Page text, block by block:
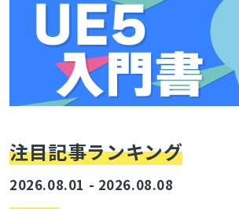
注目記事ランキング
2026.08.01 - 2026.08.08